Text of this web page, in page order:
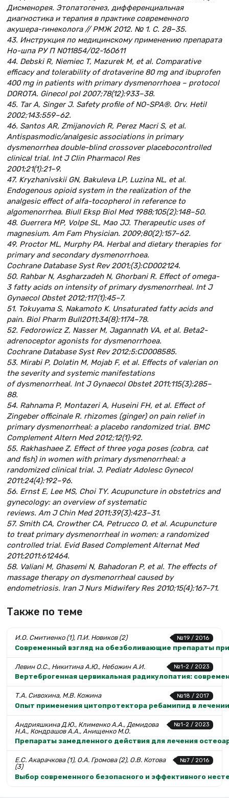
Дисменорея. Этопатогенез, дифференциальная
диагностика и терапия в практике современного
акушера-гинеколога // РМЖ 2012. № 1. С. 28–35.
43. Инструкция по медицинскому применению препарата
Но-шпа РУ П N011854/02-160611
44. Debski R, Niemiec T, Mazurek M, et al. Comparative
efficacy and tolerability of drotaverine 80 mg and ibuprofen
400 mg in patients with primary dysmenorrhoea – protocol
DOROTA. Ginecol pol 2007;78(12):933–38.
45. Tar A, Singer J. Safety profile of NO-SPA®. Orv. Hetil
2002;143:559–62.
46. Santos AR, Zmijanovich R, Perez Macri S, et al.
Antispasmodic/analgesic associations in primary
dysmenorrhea double-blind crossover placebocontrolled
clinical trial. Int J Clin Pharmacol Res
2001;21(1):21–9.
47. Kryzhanivskii GN, Bakuleva LP, Luzina NL, et al.
Endogenous opioid system in the realization of the
analgesic effect of alfa-tocopherol in reference to
algomenorrhea. Biull Eksp Biol Med 1988;105(2):148–50.
48. Guerrera MP, Volpe SL, Mao JJ. Therapeutic uses of
magnesium. Am Fam Physician. 2009;80(2):157–62.
49. Proctor ML, Murphy PA. Herbal and dietary therapies for
primary and secondary dysmenorrhoea.
Cochrane Database Syst Rev 2001;(3):CD002124.
50. Rahbar N, Asgharzadeh N, Ghorbani R. Effect of omega-
3 fatty acids on intensity of primary dysmenorrheal. Int J
Gynaecol Obstet 2012;117(1):45–7.
51. Tokuyama S, Nakamoto K. Unsaturated fatty acids and
pain. Biol Pharm Bull2011;34(8):1174–78.
52. Fedorowicz Z, Nasser M, Jagannath VA, et al. Beta2-
adrenoceptor agonists for dysmenorrhoea.
Cochrane Database Syst Rev 2012;5:CD008585.
53. Mirabi P, Dolatin M, Mojab F, et al. Effects of valerian on
the severity and systemic manifestations
of dysmenorrheal. Int J Gynaecol Obstet 2011;115(3):285–
88.
54. Rahnama P, Montazeri A, Huseini FH, et al. Effect of
Zingeber officinale R. rhizomes (ginger) on pain relief in
primary dysmenorrheal: a placebo randomized trial. BMC
Complement Altern Med 2012;12(1):92.
55. Rakhashaee Z. Effect of three yoga poses (cobra, cat
and fish) in women with primary dysmenorrheal: a
randomized clinical trial. J. Pediatr Adolesc Gynecol
2011;24(4):192–96.
56. Ernst E, Lee MS, Choi TY. Acupuncture in obstetrics and
gynecology: an overview of systematic
reviews. Am J Chin Med 2011;39(3):423–31.
57. Smith CA, Crowther CA, Petrucco O, et al. Acupuncture
to treat primary dysmenorrheal in women: a randomized
controlled trial. Evid Based Complement Alternat Med
2011;2011:612464.
58. Valiani M, Ghasemi N, Bahadoran P, et al. The effects of
massage therapy on dysmenorrheal caused by
endometriosis. Iran J Nurs Midwifery Res 2010;15(4):167–71.
Также по теме
№19 / 2016
И.О. Смитиенко (1), П.И. Новиков (2)
Современный взгляд на обезболивающие препараты
№1-2 / 2023
Левин О.С., Никитина А.Ю., Небожин А.И.
Вертеброгенная цервикальная радикулопатия:
№18 / 2017
Т.А. Сивохина, М.В. Кожина
Опыт применения цитопротектора ребамипид в
№1-2 / 2023
Андрияшкина Д.Ю., Клименко А.А., Демидова
Н.А., Кондрашов А.А., Анищенко М.О.
Препараты замедленного действия для лечения
№7 / 2016
Е.С. Акарачкова (1), О.А. Громова (2), О.В. Котова
(3)
Выбор современного безопасного и эффективного